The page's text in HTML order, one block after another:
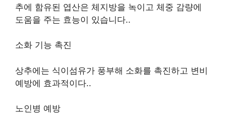
추에 함유된 엽산은 체지방을 녹이고 체중 감량에
도움을 주는 효능이 있습니다..
소화 기능 촉진
상추에는 식이섬유가 풍부해 소화를 촉진하고 변비
예방에 효과적이다..
노인병 예방